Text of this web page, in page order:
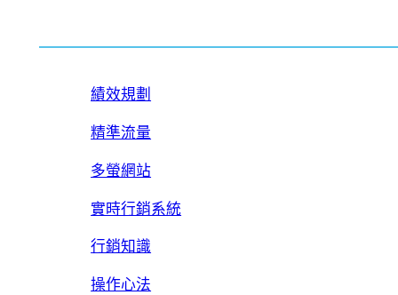
績效規劃
精準流量
多螢網站
實時行銷系統
行銷知識
操作心法